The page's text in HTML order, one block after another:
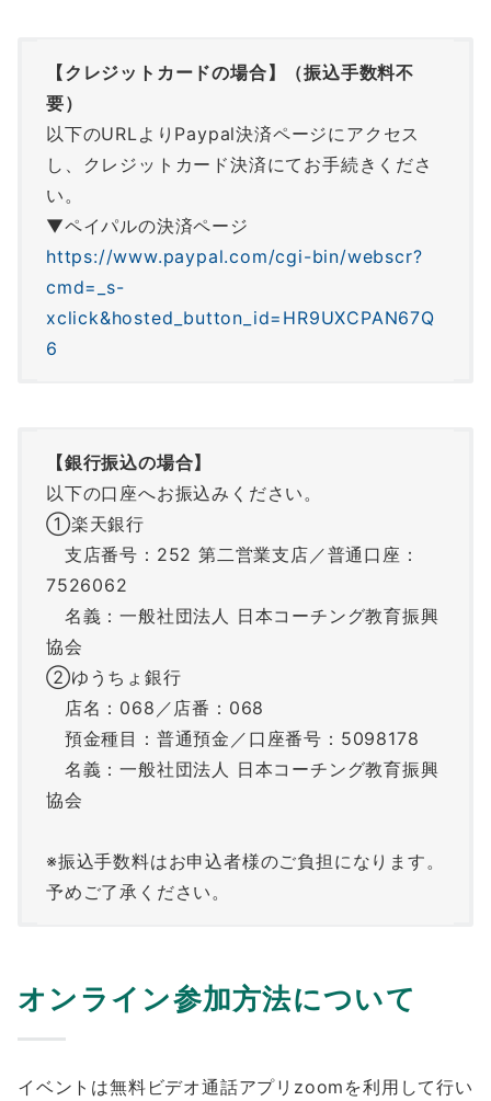
【クレジットカードの場合】（振込手数料不
要）
以下のURLよりPaypal決済ページにアクセス
し、クレジットカード決済にてお手続きくださ
い。
▼ペイパルの決済ページ
https://www.paypal.com/cgi-bin/webscr?
cmd=_s-
xclick&hosted_button_id=HR9UXCPAN67Q
6
【銀行振込の場合】
以下の口座へお振込みください。
①楽天銀行
支店番号：252 第二営業支店／普通口座：
7526062
名義：一般社団法人 日本コーチング教育振興
協会
②ゆうちょ銀行
店名：068／店番：068
預金種目：普通預金／口座番号：5098178
名義：一般社団法人 日本コーチング教育振興
協会
※振込手数料はお申込者様のご負担になります。
予めご了承ください。
オンライン参加方法について
イベントは無料ビデオ通話アプリzoomを利用して行い